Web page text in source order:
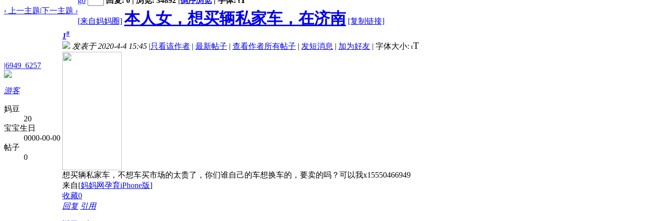
‹ 上一主题|下一主题 ›
[来自妈妈圈] 本人女，想买辆私家车，在济南 [复制链接]
|6949_6257
游客
妈豆
20
宝宝生日
0000-00-00
帖子
0
1#
发表于 2020-4-4 15:45 |只看该作者 | 最新帖子 | 查看作者所有帖子 | 发短消息 | 加为好友 | 字体大小: tT
想买辆私家车，不想车买市场的太贵了，你们谁自己的车想换车的，要卖的吗？可以我x15550466949
来自[妈妈网孕育iPhone版]
收藏0
回复 引用